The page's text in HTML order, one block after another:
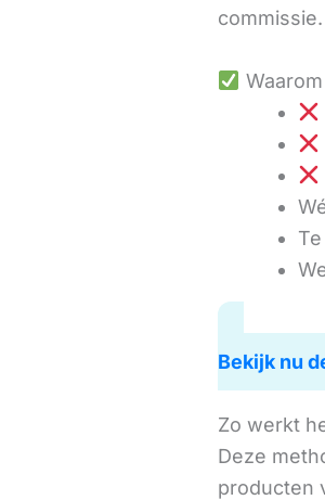
Bekijk nu
Zo werkt
Deze
producten